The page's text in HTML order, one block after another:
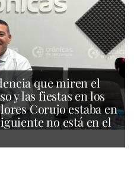
que miren el
y las fiestas en los
Corujo estaba en
no está en el